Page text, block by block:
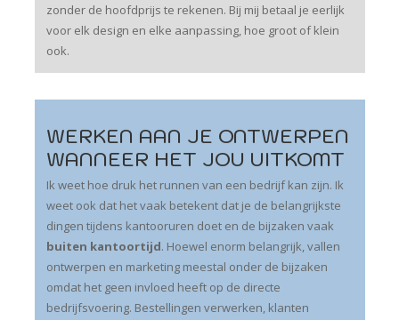
zonder de hoofdprijs te rekenen. Bij mij betaal je eerlijk
voor elk design en elke aanpassing, hoe groot of klein
ook.
WERKEN AAN JE ONTWERPEN
WANNEER HET JOU UITKOMT
Ik weet hoe druk het runnen van een bedrijf kan zijn. Ik
weet ook dat het vaak betekent dat je de belangrijkste
dingen tijdens kantooruren doet en de bijzaken vaak
buiten kantoortijd. Hoewel enorm belangrijk, vallen
ontwerpen en marketing meestal onder de bijzaken
omdat het geen invloed heeft op de directe
bedrijfsvoering. Bestellingen verwerken, klanten